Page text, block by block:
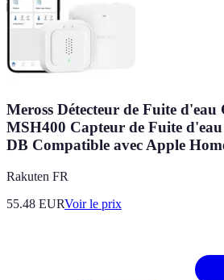
Meross Détecteur de Fuite d'eau
MSH400 Capteur de Fuite
DB Compatible avec Apple
Rakuten FR
55.48 EURVoir le prix